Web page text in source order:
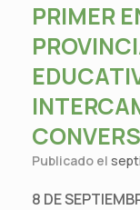
PRIMER
Publicado el
8 DE